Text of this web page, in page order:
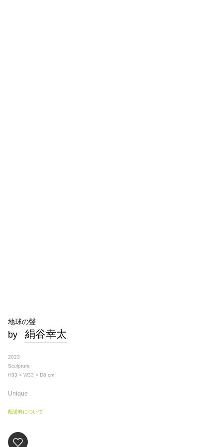
地球の聲
by 絹谷幸太
2023
Sculpture
H33 × W33 × D6 cm
Unique
配送料について